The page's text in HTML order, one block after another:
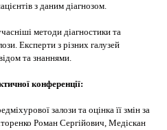
з даним діагнозом.
методи діагностики та
Експерти з різних галузей
та знаннями.
конференції:
залози та оцінка її змін за
Роман Сергійович, Медіскан